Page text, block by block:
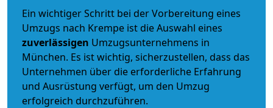
Ein wichtiger Schritt bei der Vorbereitung eines
Umzugs nach Krempe ist die Auswahl eines
zuverlässigen Umzugsunternehmens in
München. Es ist wichtig, sicherzustellen, dass das
Unternehmen über die erforderliche Erfahrung
und Ausrüstung verfügt, um den Umzug
erfolgreich durchzuführen.